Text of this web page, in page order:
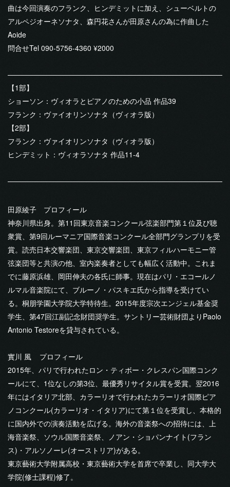
曲は今回演奏のフランク、ヒンデミットに加え、シューベルトの
アルペジオーネソナタ、森円花さんが田原さんの為に作曲した
Aoide
問合せTel 090-5756-4360 ¥2000
【1部】
ショーソン：ヴィオラとピアノのための小品 作品39
フランク：ヴァイオリンソナタ（ヴィオラ版）
【2部】
フランク：ヴァイオリンソナタ（ヴィオラ版）
ヒンデミット：ヴィオラソナタ 作品11-4
田原綾子 プロフィール
神奈川県出身。第11回東京音楽コンクール弦楽部門第１位及び聴
衆賞、第9回ルーマニア国際音楽コンクール全部門グランプリを受
賞。読売日本交響楽団、東京交響楽団、東京フィルハーモニー管
弦楽団等と共演の他、室内楽奏者としても幅広く活動中。これま
でに藤原浜雄、岡田伸夫の各氏に師事。現在はパリ・エコールノ
ルマル音楽院にて、ブルーノ・パスキエ氏から指導を受けてい
る。桐朋学園大学院大学特待生。2015年度宗次エンジェル基金奨
学生、第47回江副記念財団奨学生。サントリー芸術財団よりPaolo
Antonio Testoreを貸与されている。
實川 風 プロフィール
2015年、パリで行われたロン・ティボー・クレスパン国際コンク
ールにて、1位なしの第3位、最優秀リサイタル賞を受賞。翌2016
年にはイタリア北部、カラーリオで行われたカラーリオ国際ピア
ノコンクール(カラーリオ・イタリア)にて第１位を受賞し、本格的
に国内外での演奏活動を広げる。海外の音楽祭への招待には、上
海音楽祭、ソウル国際音楽祭、ノアン・ショパンナイト(フラン
ス)・アルソノーレ(オーストリア)がある。
東京藝術大学附属高校・東京藝術大学を首席で卒業し、同大学大
学院(修士課程)修了。